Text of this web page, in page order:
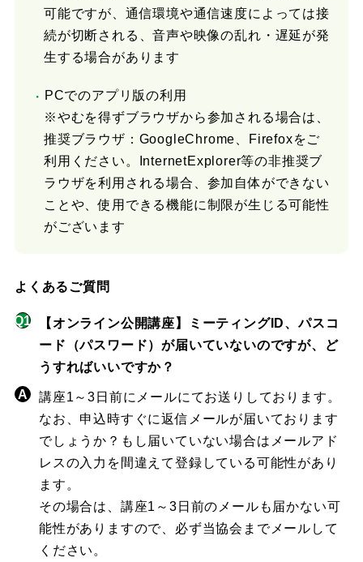
可能ですが、通信環境や通信速度によっては接
続が切断される、音声や映像の乱れ・遅延が発
生する場合があります
PCでのアプリ版の利用
※やむを得ずブラウザから参加される場合は、
推奨ブラウザ：GoogleChrome、Firefoxをご
利用ください。InternetExplorer等の非推奨ブ
ラウザを利用される場合、参加自体ができない
ことや、使用できる機能に制限が生じる可能性
がございます
よくあるご質問
【オンライン公開講座】ミーティングID、パスコ
ード（パスワード）が届いていないのですが、ど
うすればいいですか？
講座1～3日前にメールにてお送りしております。
なお、申込時すぐに返信メールが届いております
でしょうか？もし届いていない場合はメールアド
レスの入力を間違えて登録している可能性があり
ます。
その場合は、講座1～3日前のメールも届かない可
能性がありますので、必ず当協会までメールして
ください。